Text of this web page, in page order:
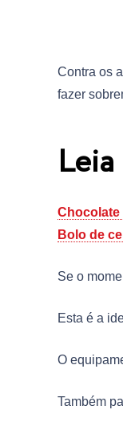
Contra os
fazer
Chocolate
Bolo de
Se o
Esta é a
O
Também